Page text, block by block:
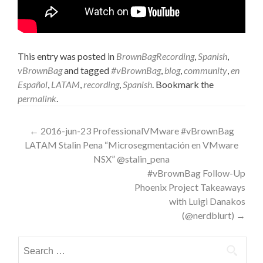
This entry was posted in BrownBagRecording,Spanish,
vBrownBagand tagged#vBrownBag, blog,community,en
Español, LATAM,recording,Spanish. Bookmark the
permalink.
Post
navigation
← 2016-jun-23 ProfessionalVMware #vBrownBag
LATAM Stalin Pena “Microsegmentación en VMware
NSX” @stalin_pena
#vBrownBag Follow-Up
Phoenix Project Takeaways
with Luigi Danakos
(@nerdblurt) →
for: